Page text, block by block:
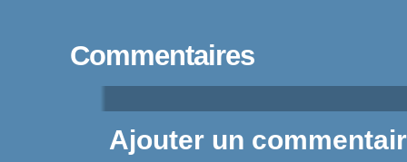
Commentaires
Ajouter un